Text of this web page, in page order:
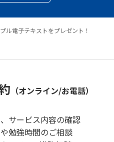
ル電子テキストをプレゼント！
（オンライン/お電話）
サービス内容の確認
勉強時間のご相談